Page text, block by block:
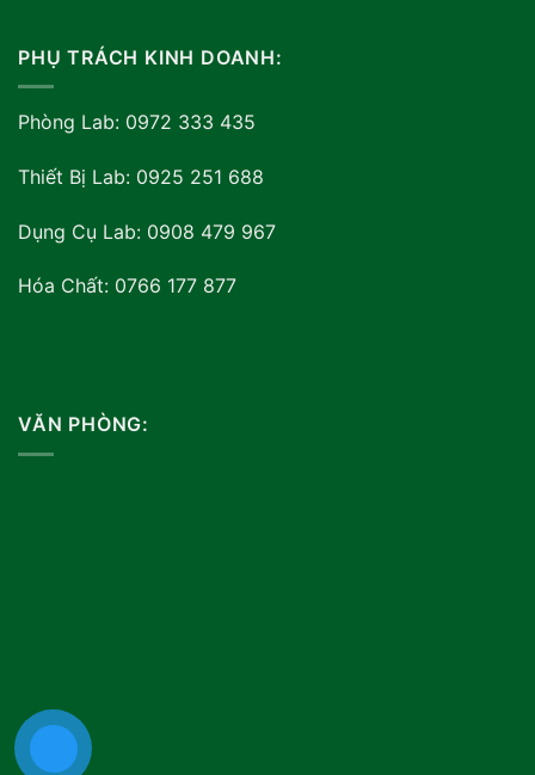
PHỤ TRÁCH KINH DOANH:
Phòng Lab: 0972 333 435
Thiết Bị Lab: 0925 251 688
Dụng Cụ Lab: 0908 479 967
Hóa Chất: 0766 177 877
VĂN PHÒNG: